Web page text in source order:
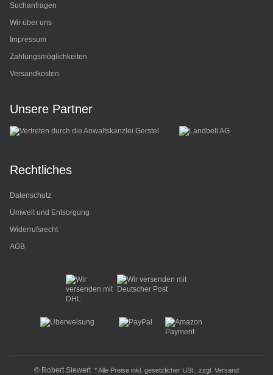
Suchanfragen
Wir über uns
Impressum
Zahlungsmöglichkeiten
Versandkosten
Unsere Partner
Rechtliches
Datenschutz
Umwelt und Entsorgung
Widerrufsrecht
AGB
© Robert Siewert* Alle Preise inkl. gesetzlicher USt., zzgl. Versand